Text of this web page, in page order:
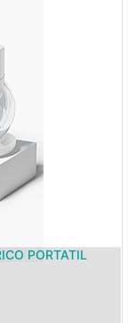
PORTATIL